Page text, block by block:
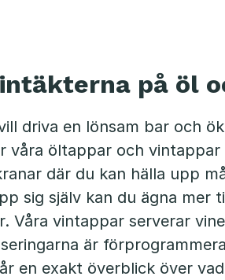
på öl
driva en lönsam bar och
våra öltappar och
där du kan hälla upp
sig själv kan du ägna mer
Våra vintappar serverar
är
en exakt överblick över